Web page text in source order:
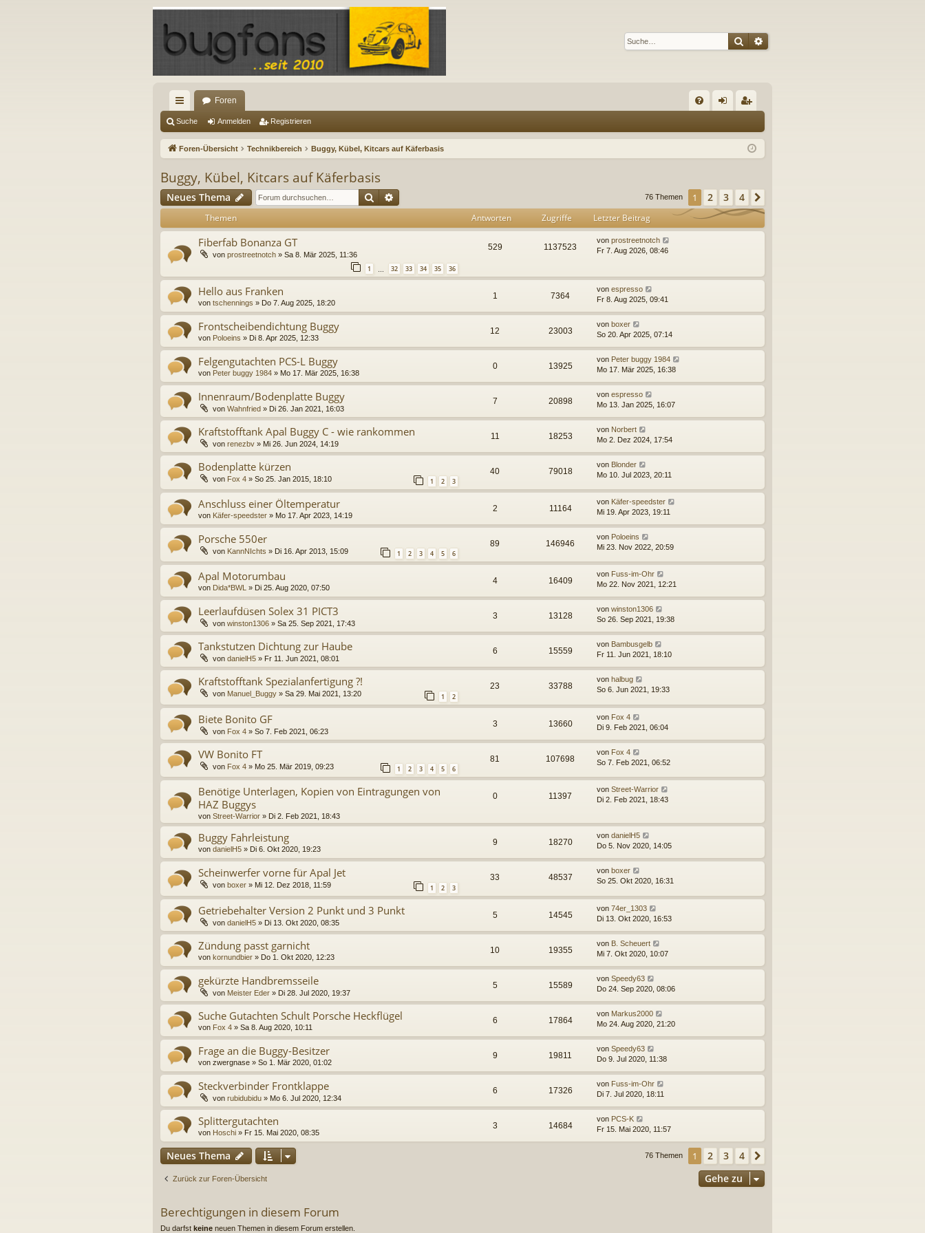
SucheErweiterte Suche
ch
ne
ug
riff
Foren
Q m
n
ist
n
Suche Anmelden Registrieren
Foren-Übersicht Technikbereich Buggy, Kübel, Kitcars auf Käferbasis
Buggy, Kübel, Kitcars auf Käferbasis
Neues Thema Suche 76 Themen 1 2 3 4
Themen Antworten Zugriffe Letzter Beitrag
Fiberfab Bonanza GT
von prostreetnotch » Sa 8. Mär 2025, 11:36
1 32 33 34 35 36
529 1137523
von prostreetnotch
Fr 7. Aug 2026, 08:46
Hello aus Franken
von tschennings » Do 7. Aug 2025, 18:20
1 7364
von espresso
Fr 8. Aug 2025, 09:41
Frontscheibendichtung Buggy
von Poloeins » Di 8. Apr 2025, 12:33
12 23003
von boxer
So 20. Apr 2025, 07:14
Felgengutachten PCS-L Buggy
von Peter buggy 1984 » Mo 17. Mär 2025, 16:38
0 13925
von Peter buggy 1984
Mo 17. Mär 2025, 16:38
Innenraum/Bodenplatte Buggy
von Wahnfried » Di 26. Jan 2021, 16:03
7 20898
von espresso
Mo 13. Jan 2025, 16:07
Kraftstofftank Apal Buggy C - wie rankommen
von renezbv » Mi 26. Jun 2024, 14:19
11 18253
von Norbert
Mo 2. Dez 2024, 17:54
Bodenplatte kürzen
von Fox 4 » So 25. Jan 2015, 18:10 1 2 3
40 79018
von Blonder
Mo 10. Jul 2023, 20:11
Anschluss einer Öltemperatur
von Käfer-speedster » Mo 17. Apr 2023, 14:19
2 11164
von Käfer-speedster
Mi 19. Apr 2023, 19:11
Porsche 550er
von KannNIchts » Di 16. Apr 2013, 15:09 1 2 3 4 5 6
89 146946
von Poloeins
Mi 23. Nov 2022, 20:59
Apal Motorumbau
von Dida*BWL » Di 25. Aug 2020, 07:50
4 16409
von Fuss-im-Ohr
Mo 22. Nov 2021, 12:21
Leerlaufdüsen Solex 31 PICT3
von winston1306 » Sa 25. Sep 2021, 17:43
3 13128
von winston1306
So 26. Sep 2021, 19:38
Tankstutzen Dichtung zur Haube
von danielH5 » Fr 11. Jun 2021, 08:01
6 15559
von Bambusgelb
Fr 11. Jun 2021, 18:10
Kraftstofftank Spezialanfertigung ?!
von Manuel_Buggy » Sa 29. Mai 2021, 13:20 1 2
23 33788
von halbug
So 6. Jun 2021, 19:33
Biete Bonito GF
von Fox 4 » So 7. Feb 2021, 06:23
3 13660
von Fox 4
Di 9. Feb 2021, 06:04
VW Bonito FT
von Fox 4 » Mo 25. Mär 2019, 09:23 1 2 3 4 5 6
81 107698
von Fox 4
So 7. Feb 2021, 06:52
Benötige Unterlagen, Kopien von Eintragungen von
HAZ Buggys
von Street-Warrior » Di 2. Feb 2021, 18:43
0 11397
von Street-Warrior
Di 2. Feb 2021, 18:43
Buggy Fahrleistung
von danielH5 » Di 6. Okt 2020, 19:23
9 18270
von danielH5
Do 5. Nov 2020, 14:05
Scheinwerfer vorne für Apal Jet
von boxer » Mi 12. Dez 2018, 11:59 1 2 3
33 48537
von boxer
So 25. Okt 2020, 16:31
Getriebehalter Version 2 Punkt und 3 Punkt
von danielH5 » Di 13. Okt 2020, 08:35
5 14545
von 74er_1303
Di 13. Okt 2020, 16:53
Zündung passt garnicht
von kornundbier » Do 1. Okt 2020, 12:23
10 19355
von B. Scheuert
Mi 7. Okt 2020, 10:07
gekürzte Handbremsseile
von Meister Eder » Di 28. Jul 2020, 19:37
5 15589
von Speedy63
Do 24. Sep 2020, 08:06
Suche Gutachten Schult Porsche Heckflügel
von Fox 4 » Sa 8. Aug 2020, 10:11
6 17864
von Markus2000
Mo 24. Aug 2020, 21:20
Frage an die Buggy-Besitzer
von zwergnase » So 1. Mär 2020, 01:02
9 19811
von Speedy63
Do 9. Jul 2020, 11:38
Steckverbinder Frontklappe
von rubidubidu » Mo 6. Jul 2020, 12:34
6 17326
von Fuss-im-Ohr
Di 7. Jul 2020, 18:11
Splittergutachten
von Hoschi » Fr 15. Mai 2020, 08:35
3 14684
von PCS-K
Fr 15. Mai 2020, 11:57
Neues Thema 76 Themen 1 2 3 4
Zurück zur Foren-Übersicht Gehe zu
Berechtigungen in diesem Forum
Du darfst keine neuen Themen in diesem Forum erstellen.